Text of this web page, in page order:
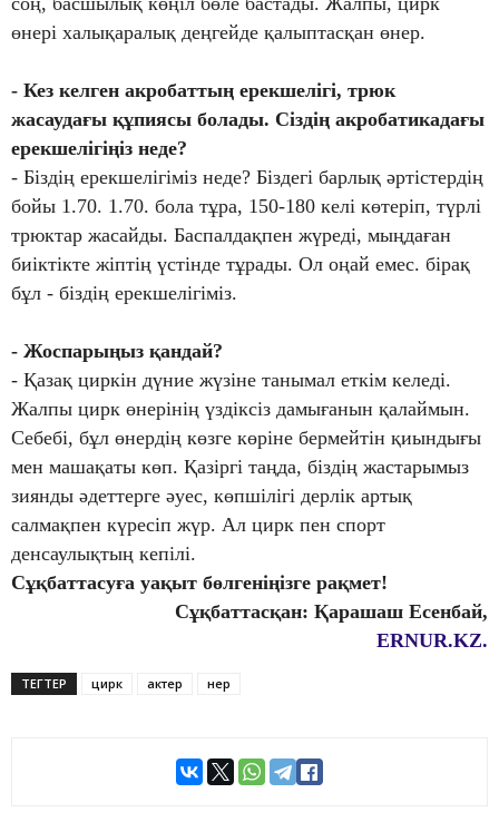
өнері халықаралық деңгейде қалыптасқан өнер.
- Кез келген акробаттың ерекшелігі, трюк
жасаудағы құпиясы болады. Сіздің акробатикадағы
ерекшелігіңіз неде?
- Біздің ерекшелігіміз неде? Біздегі барлық әртістердің
бойы 1.70. 1.70. бола тұра, 150-180 келі көтеріп, түрлі
трюктар жасайды. Баспалдақпен жүреді, мыңдаған
биіктікте жіптің үстінде тұрады. Ол оңай емес. бірақ
бұл - біздің ерекшелігіміз.
- Жоспарыңыз қандай?
- Қазақ циркін дүние жүзіне танымал еткім келеді.
Жалпы цирк өнерінің үздіксіз дамығанын қалаймын.
Себебі, бұл өнердің көзге көріне бермейтін қиындығы
мен машақаты көп. Қазіргі таңда, біздің жастарымыз
зиянды әдеттерге әуес, көпшілігі дерлік артық
салмақпен күресіп жүр. Ал цирк пен спорт
денсаулықтың кепілі.
Сұқбаттасуға уақыт бөлгеніңізге рақмет!
Cұқбаттасқан: Қарашаш Есенбай,
ERNUR.KZ.
ТЕГТЕР цирк актер өнер